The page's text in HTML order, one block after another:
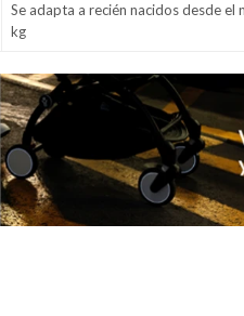
Se adapta a recién nacidos desde el
kg